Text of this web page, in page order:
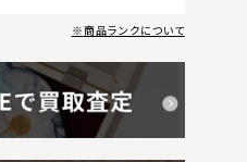
商品ランクについて